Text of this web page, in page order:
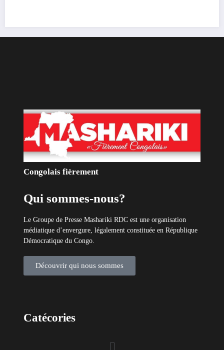
Le Groupe de Presse Mashariki RDC est une organisation
médiatique d’envergure, légalement constituée en République
Catécories
Info À la Une